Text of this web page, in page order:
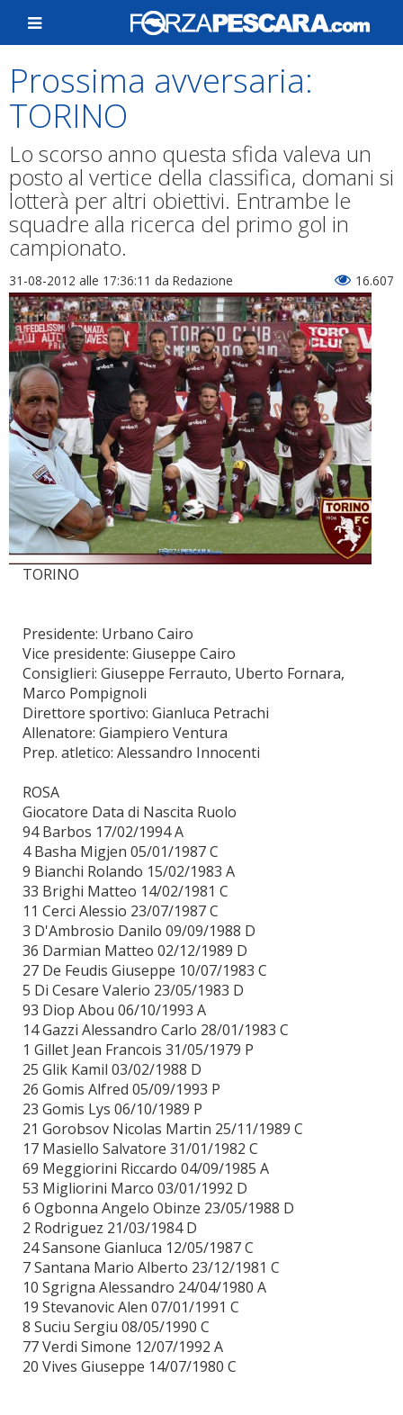
Prossima avversaria:
TORINO
Lo scorso anno questa sfida valeva un
posto al vertice della classifica, domani si
lotterà per altri obiettivi. Entrambe le
squadre alla ricerca del primo gol in
campionato.
31-08-2012 alle 17:36:11 da Redazione 16.607
TORINO
Presidente: Urbano Cairo
Vice presidente: Giuseppe Cairo
Consiglieri: Giuseppe Ferrauto, Uberto Fornara,
Marco Pompignoli
Direttore sportivo: Gianluca Petrachi
Allenatore: Giampiero Ventura
Prep. atletico: Alessandro Innocenti
ROSA
Giocatore Data di Nascita Ruolo
94 Barbos 17/02/1994 A
4 Basha Migjen 05/01/1987 C
9 Bianchi Rolando 15/02/1983 A
33 Brighi Matteo 14/02/1981 C
11 Cerci Alessio 23/07/1987 C
3 D'Ambrosio Danilo 09/09/1988 D
36 Darmian Matteo 02/12/1989 D
27 De Feudis Giuseppe 10/07/1983 C
5 Di Cesare Valerio 23/05/1983 D
93 Diop Abou 06/10/1993 A
14 Gazzi Alessandro Carlo 28/01/1983 C
1 Gillet Jean Francois 31/05/1979 P
25 Glik Kamil 03/02/1988 D
26 Gomis Alfred 05/09/1993 P
23 Gomis Lys 06/10/1989 P
21 Gorobsov Nicolas Martin 25/11/1989 C
17 Masiello Salvatore 31/01/1982 C
69 Meggiorini Riccardo 04/09/1985 A
53 Migliorini Marco 03/01/1992 D
6 Ogbonna Angelo Obinze 23/05/1988 D
2 Rodriguez 21/03/1984 D
24 Sansone Gianluca 12/05/1987 C
7 Santana Mario Alberto 23/12/1981 C
10 Sgrigna Alessandro 24/04/1980 A
19 Stevanovic Alen 07/01/1991 C
8 Suciu Sergiu 08/05/1990 C
77 Verdi Simone 12/07/1992 A
20 Vives Giuseppe 14/07/1980 C